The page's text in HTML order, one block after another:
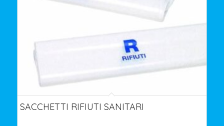
SACCHETTI RIFIUTI SANITARI